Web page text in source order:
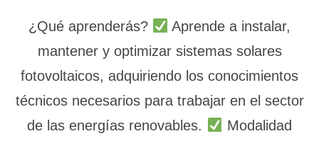
¿Qué aprenderás?
Aprende a instalar,
mantener y optimizar sistemas solares
fotovoltaicos, adquiriendo los conocimientos
técnicos necesarios para trabajar en el sector
de las energías renovables.
Modalidad